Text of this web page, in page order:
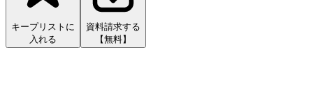
キープリストに
入れる
資料請求する
【無料】